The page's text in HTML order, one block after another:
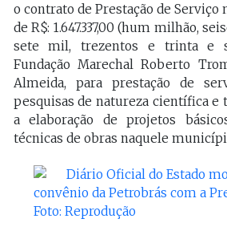
o contrato de Prestação de Serviço
de R$: 1.647.337,00 (hum milhão,
sete mil, trezentos e trinta e
Fundação Marechal Roberto
Almeida, para prestação de
pesquisas de natureza científica e
a elaboração de projetos
técnicas de obras naquele